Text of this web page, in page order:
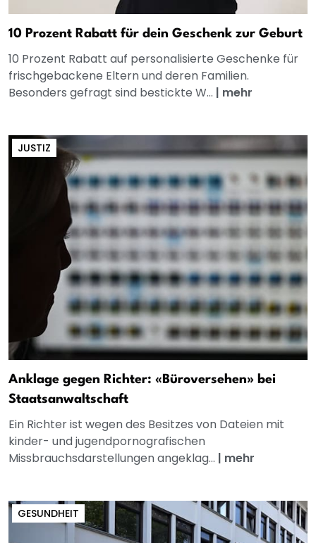
10 Prozent Rabatt für dein Geschenk zur Geburt
10 Prozent Rabatt auf personalisierte Geschenke für
frischgebackene Eltern und deren Familien.
Besonders gefragt sind bestickte W... | mehr
JUSTIZ
Anklage gegen Richter: «Büroversehen» bei
Staatsanwaltschaft
Ein Richter ist wegen des Besitzes von Dateien mit
kinder- und jugendpornografischen
Missbrauchsdarstellungen angeklag... | mehr
GESUNDHEIT